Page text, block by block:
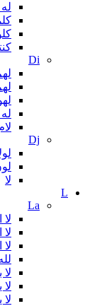
Di
Dj
لا
L
La
لا
لا
لا
لا